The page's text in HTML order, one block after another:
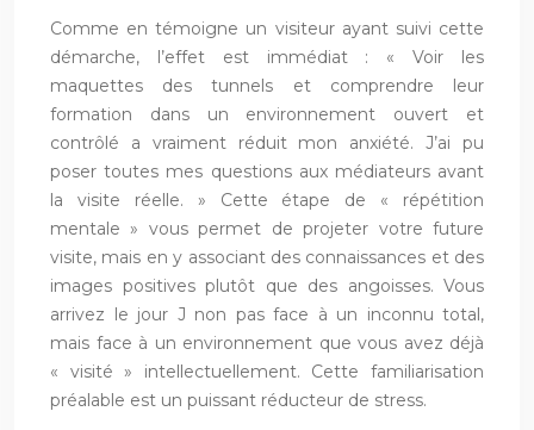
Comme en témoigne un visiteur ayant suivi cette
démarche, l’effet est immédiat : « Voir les
maquettes des tunnels et comprendre leur
formation dans un environnement ouvert et
contrôlé a vraiment réduit mon anxiété. J’ai pu
poser toutes mes questions aux médiateurs avant
la visite réelle. » Cette étape de « répétition
mentale » vous permet de projeter votre future
visite, mais en y associant des connaissances et des
images positives plutôt que des angoisses. Vous
arrivez le jour J non pas face à un inconnu total,
mais face à un environnement que vous avez déjà
« visité » intellectuellement. Cette familiarisation
préalable est un puissant réducteur de stress.